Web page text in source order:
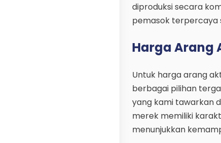
diproduksi secara
pemasok terpercaya
Harga Arang
Untuk harga arang
berbagai pilihan
yang kami tawarkan
merek memiliki
menunjukkan